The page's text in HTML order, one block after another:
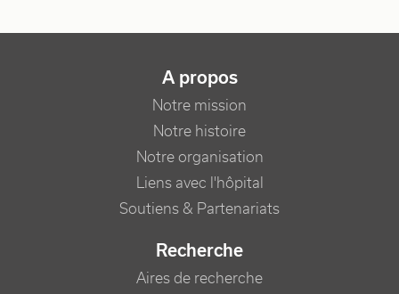
NAVIGATION PRINCIPALE
A propos
Notre mission
Notre histoire
Notre organisation
Liens avec l'hôpital
Soutiens & Partenariats
Recherche
Aires de recherche